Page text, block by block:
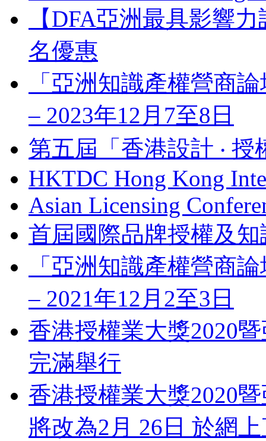
【DFA亞洲最具影響
名優惠
「亞洲知識產權營商
– 2023年12月7至8日
第五屆「香港設計 ‧
HKTDC Hong Kong
Asian Licensing
首屆國際品牌授權及
「亞洲知識產權營商
– 2021年12月2至3日
香港授權業大獎2020
完滿舉行
香港授權業大獎2020
將改為2月 26日 於網